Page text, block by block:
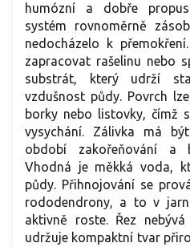
humózní a dobře
systém rovnoměrně
nedocházelo k
zapracovat rašelinu nebo
substrát, který udrží
vzdušnost půdy. Povrch
borky nebo listovky, čímž
vysychání. Zálivka má
období zakořeňování a
Vhodná je měkká voda,
půdy. Přihnojování se
rododendrony, a to v
aktivně roste. Řez
udržuje kompaktní tvar